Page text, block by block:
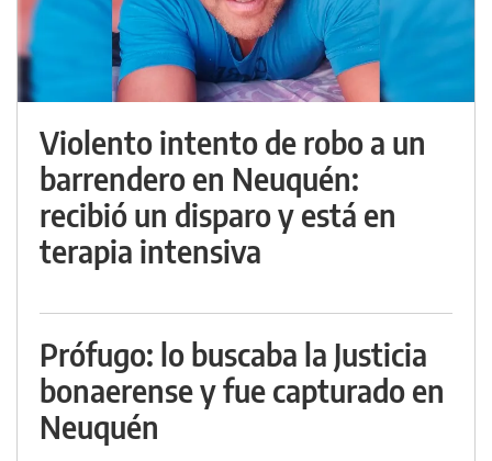
Violento intento de robo a un
barrendero en Neuquén:
recibió un disparo y está en
terapia intensiva
Prófugo: lo buscaba la Justicia
bonaerense y fue capturado en
Neuquén